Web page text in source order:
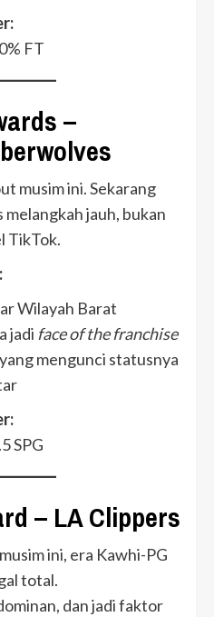
FT
–
musim ini. Sekarang
jauh, bukan
TikTok.
Wilayah Barat
jadi face of the franchise
mengunci statusnya
SPG
– LA Clippers
ini, era Kawhi-PG
total.
dan jadi faktor